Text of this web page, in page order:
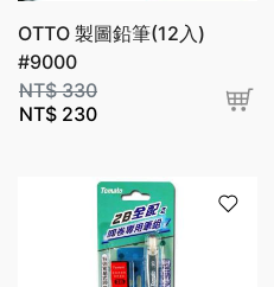
OTTO 製圖鉛筆(12入)
#9000
NT$330
NT$ 230